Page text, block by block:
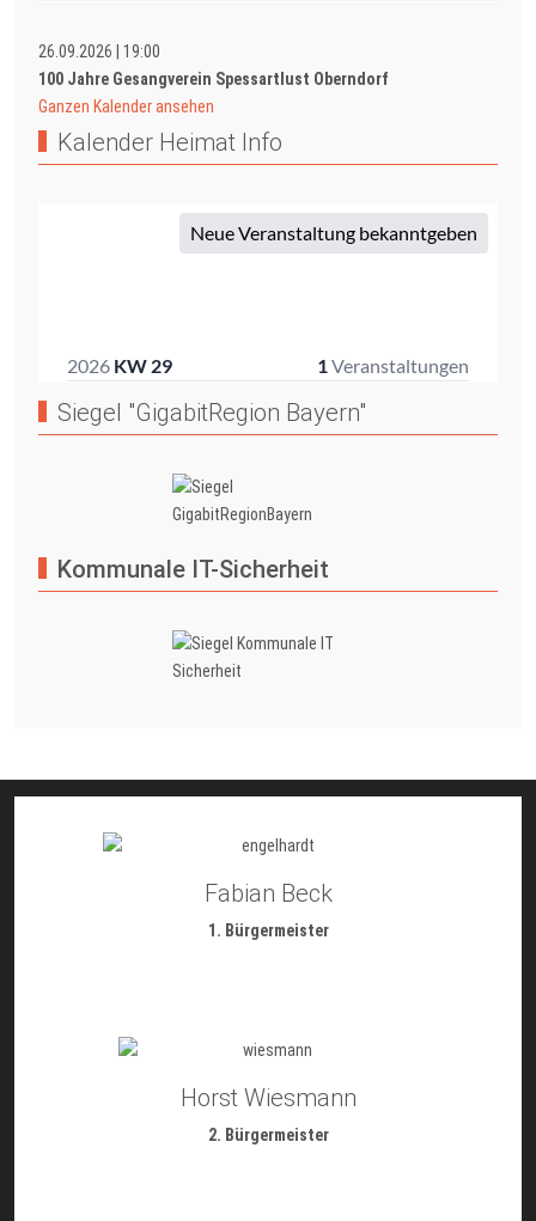
26.09.2026
19:00
100 Jahre Gesangverein Spessartlust Oberndorf
Ganzen Kalender ansehen
Kalender Heimat Info
Siegel "GigabitRegion Bayern"
Kommunale IT-Sicherheit
Fabian Beck
1. Bürgermeister
Horst Wiesmann
2. Bürgermeister